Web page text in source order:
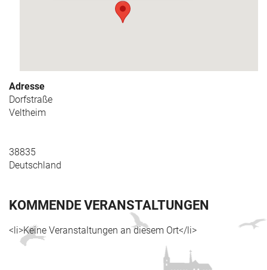
Adresse
Dorfstraße
Veltheim
38835
Deutschland
KOMMENDE VERANSTALTUNGEN
<li>Keine Veranstaltungen an diesem Ort</li>